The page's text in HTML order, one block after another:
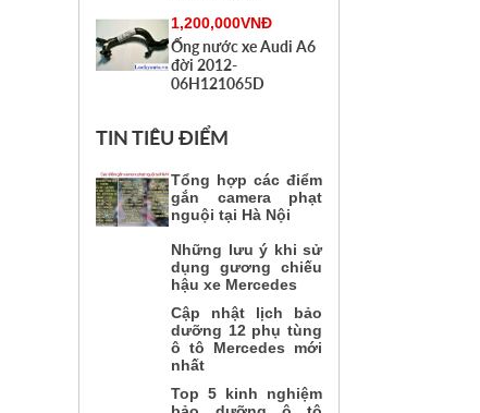
1,200,000VNĐ
Ống nước xe Audi A6
đời 2012-
06H121065D
TIN TIÊU ĐIỂM
Tổng hợp các điểm
gắn camera phạt
nguội tại Hà Nội
Những lưu ý khi sử
dụng gương chiếu
hậu xe Mercedes
Cập nhật lịch bảo
dưỡng 12 phụ tùng
ô tô Mercedes mới
nhất
Top 5 kinh nghiệm